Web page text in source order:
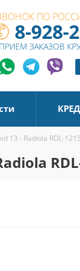
ПО
8-928-
ПРИЕМ ЗАКАЗОВ
13 - Radiola RDL-1215